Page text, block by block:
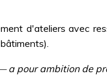
d'ateliers avec
pour ambition de